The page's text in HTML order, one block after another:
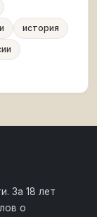
история
За 18 лет
о